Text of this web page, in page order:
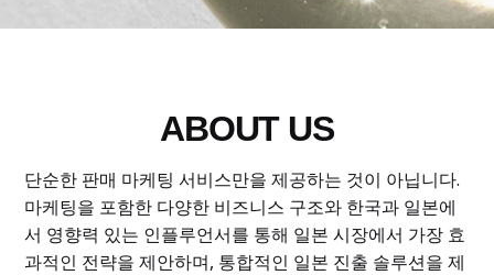
ABOUT US
단순한 판매 마케팅 서비스만을 제공하는 것이 아닙니다.
마케팅을 포함한 다양한 비즈니스 구조와 한국과 일본에
서 영향력 있는 인플루언서를 통해 일본 시장에서 가장 효
과적인 전략을 제안하며, 통합적인 일본 진출 솔루션을 제